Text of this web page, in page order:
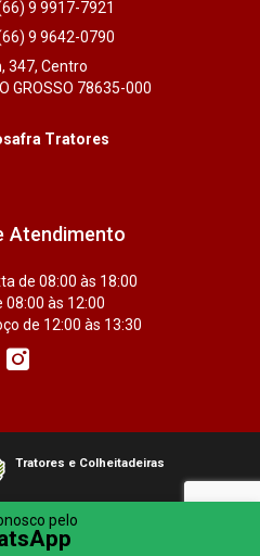
9 9917-7921
9 9642-0790
347, Centro
GROSSO 78635-000
Tratores
Atendimento
de 08:00 às 18:00
08:00 às 12:00
de 12:00 às 13:30
pelo
Tratores e Colheitadeiras